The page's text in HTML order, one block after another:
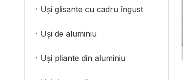
Uși glisante cu cadru îngust
Uși de aluminiu
Uși pliante din aluminiu